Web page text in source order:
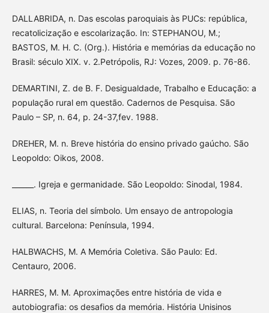
DALLABRIDA, n. Das escolas paroquiais às PUCs: república,
recatolicização e escolarização. In: STEPHANOU, M.;
BASTOS, M. H. C. (Org.). História e memórias da educação no
Brasil: século XIX. v. 2.Petrópolis, RJ: Vozes, 2009. p. 76-86.
DEMARTINI, Z. de B. F. Desigualdade, Trabalho e Educação: a
população rural em questão. Cadernos de Pesquisa. São
Paulo – SP, n. 64, p. 24-37,fev. 1988.
DREHER, M. n. Breve história do ensino privado gaúcho. São
Leopoldo: Oikos, 2008.
______. Igreja e germanidade. São Leopoldo: Sinodal, 1984.
ELIAS, n. Teoria del símbolo. Um ensayo de antropologia
cultural. Barcelona: Península, 1994.
HALBWACHS, M. A Memória Coletiva. São Paulo: Ed.
Centauro, 2006.
HARRES, M. M. Aproximações entre história de vida e
autobiografia: os desafios da memória. História Unisinos